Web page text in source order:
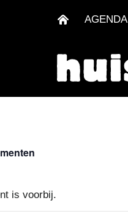
AGENDA
is voorbij.